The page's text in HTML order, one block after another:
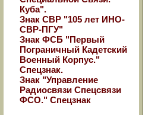
Куба".
Знак СВР "105 лет ИНО-
СВР-ПГУ"
Знак ФСБ "Первый
Пограничный Кадетский
Военный Корпус."
Спецзнак.
Знак "Управление
Радиосвязи Спецсвязи
ФСО." Спецзнак